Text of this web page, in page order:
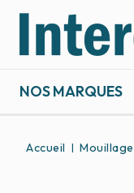
NOS MARQUES
Accueil Mouillage